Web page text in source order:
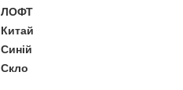
ЛОФТ
Китай
Синій
Скло